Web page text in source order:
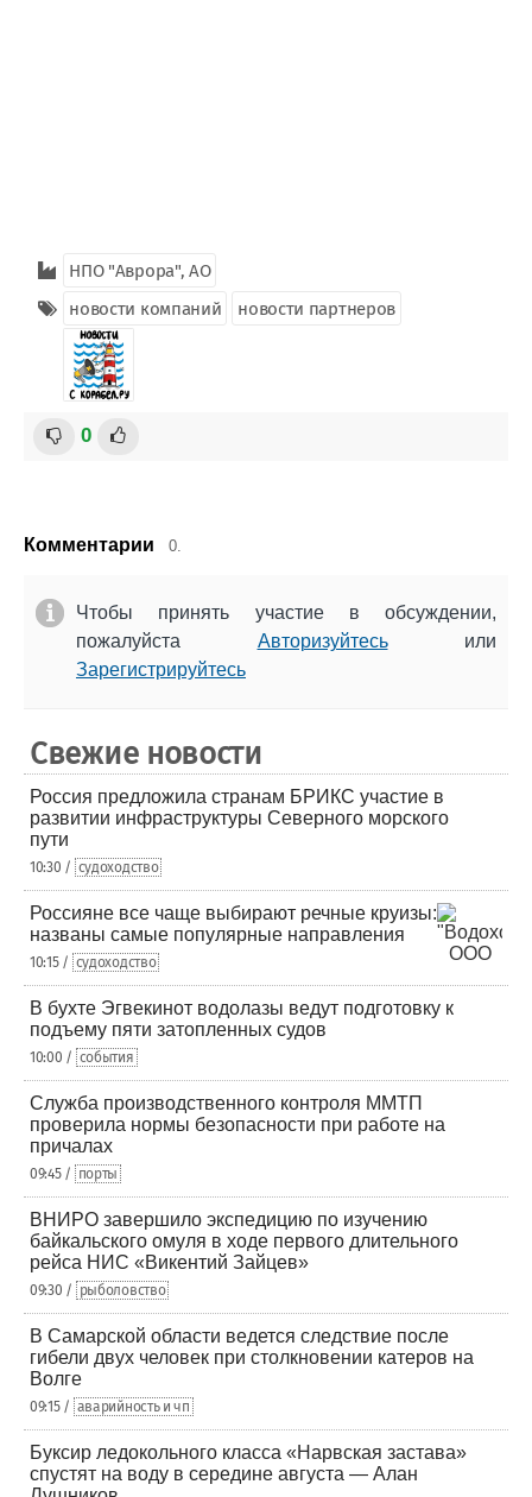
НПО "Аврора", АО
новости компаний
новости партнеров
0
Комментарии 0.
Чтобы принять участие в обсуждении,
пожалуйста Авторизуйтесьили
Зарегистрируйтесь
Свежие новости
Россия предложила странам БРИКС участие в
развитии инфраструктуры Северного морского
пути
10:30 / судоходство
Россияне все чаще выбирают речные круизы:
названы самые популярные направления
10:15 / судоходство
В бухте Эгвекинот водолазы ведут подготовку к
подъему пяти затопленных судов
10:00 / события
Служба производственного контроля ММТП
проверила нормы безопасности при работе на
причалах
09:45 / порты
ВНИРО завершило экспедицию по изучению
байкальского омуля в ходе первого длительного
рейса НИС «Викентий Зайцев»
09:30 / рыболовство
В Самарской области ведется следствие после
гибели двух человек при столкновении катеров на
Волге
09:15 / аварийность и чп
Буксир ледокольного класса «Нарвская застава»
спустят на воду в середине августа — Алан